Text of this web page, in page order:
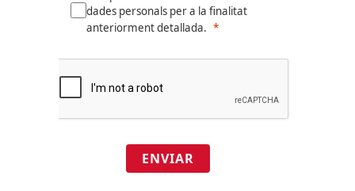
dades personals per a la finalitat
anteriorment detallada.
ENVIAR